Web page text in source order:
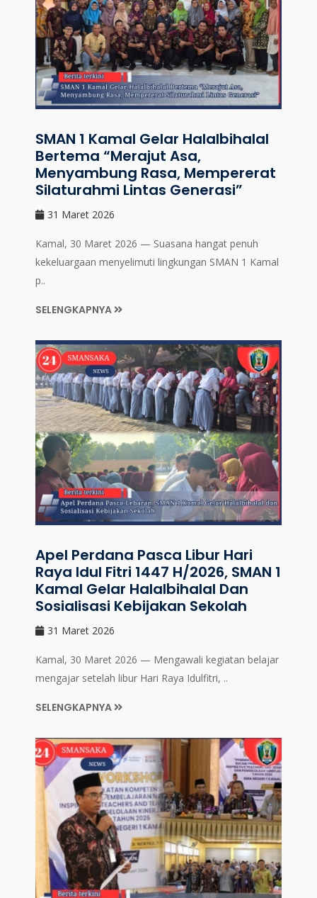
SMAN 1 Kamal Gelar Halalbihalal
Bertema “Merajut Asa,
Menyambung Rasa, Mempererat
Silaturahmi Lintas Generasi”
31 Maret 2026
Kamal, 30 Maret 2026 — Suasana hangat penuh
kekeluargaan menyelimuti lingkungan SMAN 1 Kamal
p..
SELENGKAPNYA
Apel Perdana Pasca Libur Hari
Raya Idul Fitri 1447 H/2026, SMAN 1
Kamal Gelar Halalbihalal Dan
Sosialisasi Kebijakan Sekolah
31 Maret 2026
Kamal, 30 Maret 2026 — Mengawali kegiatan belajar
mengajar setelah libur Hari Raya Idulfitri, ..
SELENGKAPNYA